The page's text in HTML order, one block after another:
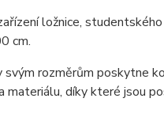
ložnice,
cm.
rozměrům poskytne
materiálu, díky které jsou